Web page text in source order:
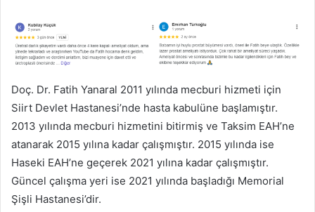
Doç. Dr. Fatih Yanaral 2011 yılında mecburi hizmeti için
Siirt Devlet Hastanesi’nde hasta kabulüne başlamıştır.
2013 yılında mecburi hizmetini bitirmiş ve Taksim EAH’ne
atanarak 2015 yılına kadar çalışmıştır. 2015 yılında ise
Haseki EAH’ne geçerek 2021 yılına kadar çalışmıştır.
Güncel çalışma yeri ise 2021 yılında başladığı Memorial
Şişli Hastanesi’dir.